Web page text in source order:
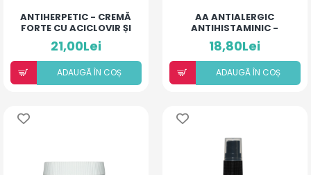
ANTIHERPETIC - CREMĂ
FORTE CU ACICLOVIR ȘI
ULEIURI ESENȚIALE
21,00Lei
ADAUGÃ ÎN COȘ
AA ANTIALERGIC
ANTIHISTAMINIC -
PUDRĂ PENTRU COPII ȘI
ADULȚI
18,80Lei
ADAUGÃ ÎN COȘ